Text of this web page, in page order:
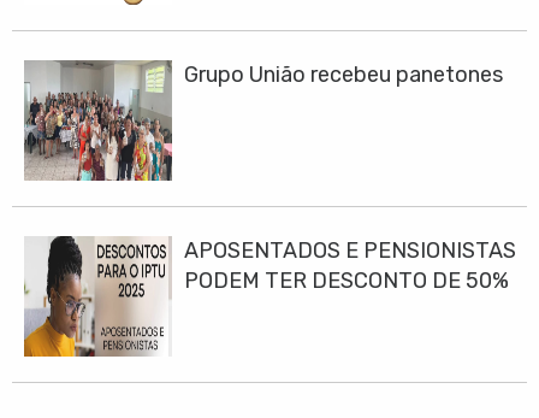
Grupo União recebeu panetones
APOSENTADOS E PENSIONISTAS
PODEM TER DESCONTO DE 50%